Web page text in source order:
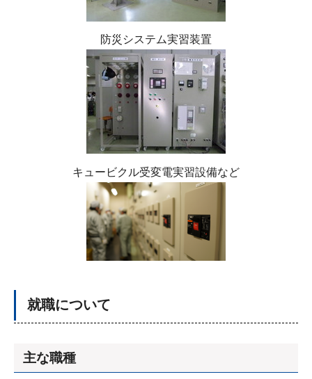
防災システム実習装置
キュービクル受変電実習設備など
就職について
主な職種